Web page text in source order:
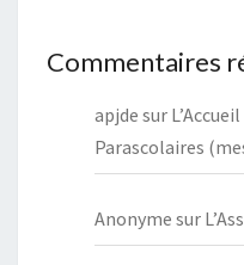
Commentaires
apjde sur
Parascolaires
Anonyme sur